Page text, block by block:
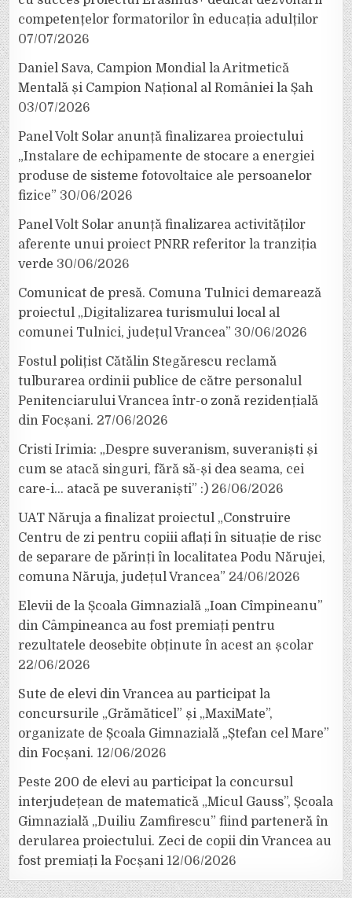
competențelor formatorilor în educația adulților
07/07/2026
Daniel Sava, Campion Mondial la Aritmetică
Mentală și Campion Național al României la Șah
03/07/2026
Panel Volt Solar anunță finalizarea proiectului
„Instalare de echipamente de stocare a energiei
produse de sisteme fotovoltaice ale persoanelor
fizice” 30/06/2026
Panel Volt Solar anunță finalizarea activităților
aferente unui proiect PNRR referitor la tranziția
verde 30/06/2026
Comunicat de presă. Comuna Tulnici demarează
proiectul „Digitalizarea turismului local al
comunei Tulnici, județul Vrancea” 30/06/2026
Fostul polițist Cătălin Stegărescu reclamă
tulburarea ordinii publice de către personalul
Penitenciarului Vrancea într-o zonă rezidențială
din Focșani. 27/06/2026
Cristi Irimia: „Despre suveranism, suveraniști și
cum se atacă singuri, fără să-și dea seama, cei
care-i… atacă pe suveraniști” :) 26/06/2026
UAT Năruja a finalizat proiectul „Construire
Centru de zi pentru copiii aflați în situație de risc
de separare de părinți în localitatea Podu Nărujei,
comuna Năruja, județul Vrancea” 24/06/2026
Elevii de la Școala Gimnazială „Ioan Cîmpineanu”
din Câmpineanca au fost premiați pentru
rezultatele deosebite obținute în acest an școlar
22/06/2026
Sute de elevi din Vrancea au participat la
concursurile „Grămăticel” și „MaxiMate”,
organizate de Școala Gimnazială „Ștefan cel Mare”
din Focșani. 12/06/2026
Peste 200 de elevi au participat la concursul
interjudețean de matematică „Micul Gauss”, Școala
Gimnazială „Duiliu Zamfirescu” fiind parteneră în
derularea proiectului. Zeci de copii din Vrancea au
fost premiați la Focșani 12/06/2026